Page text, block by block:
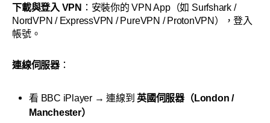
下載與登入 VPN ：安裝你的 VPN App（如 Surfshark /
NordVPN / ExpressVPN / PureVPN / ProtonVPN），登入
帳號。
連線伺服器：
看 BBC iPlayer → 連線到英國伺服器（London /
Manchester）